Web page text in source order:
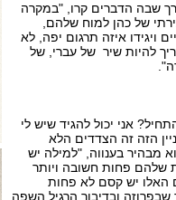
שבה הדברים קרו, "במקרה
של כהן למוח שלהם,
ויגידו איזה תרגום יפה, לא
להיות שיר של עברי, של
אני יכול להגיד שיש לי
הזה זה הצדדים הלא
מבהיר בענווה, "למילה יש
שלהם פחות חשובה ויותר
האלו יש קסם לא פחות
ובדיבור הרגיל השפה